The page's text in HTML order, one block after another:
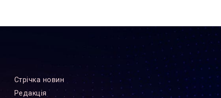
Стрiчка новин
Редакцiя